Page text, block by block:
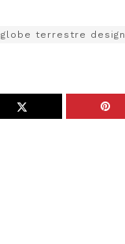
globe terrestre design